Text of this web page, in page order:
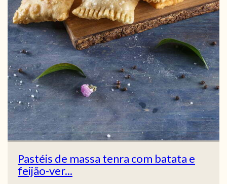
Pastéis de massa tenra com batata e
feijão-ver...